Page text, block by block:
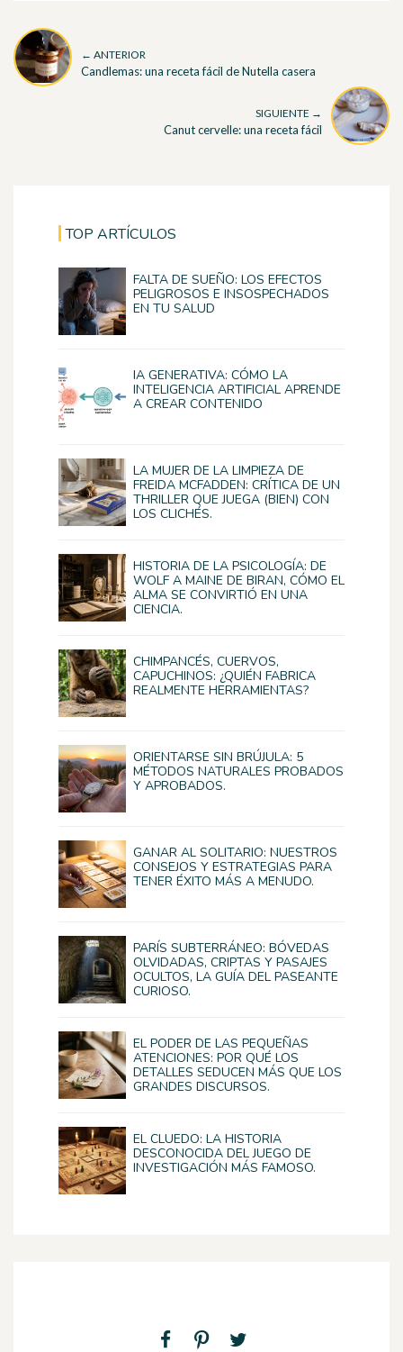
← ANTERIOR
Candlemas: una receta fácil de Nutella casera
SIGUIENTE →
Canut cervelle: una receta fácil
TOP ARTÍCULOS
FALTA DE SUEÑO: LOS EFECTOS
PELIGROSOS E INSOSPECHADOS
EN TU SALUD
IA GENERATIVA: CÓMO LA
INTELIGENCIA ARTIFICIAL APRENDE
A CREAR CONTENIDO
LA MUJER DE LA LIMPIEZA DE
FREIDA MCFADDEN: CRÍTICA DE UN
THRILLER QUE JUEGA (BIEN) CON
LOS CLICHÉS.
HISTORIA DE LA PSICOLOGÍA: DE
WOLF A MAINE DE BIRAN, CÓMO EL
ALMA SE CONVIRTIÓ EN UNA
CIENCIA.
CHIMPANCÉS, CUERVOS,
CAPUCHINOS: ¿QUIÉN FABRICA
REALMENTE HERRAMIENTAS?
ORIENTARSE SIN BRÚJULA: 5
MÉTODOS NATURALES PROBADOS
Y APROBADOS.
GANAR AL SOLITARIO: NUESTROS
CONSEJOS Y ESTRATEGIAS PARA
TENER ÉXITO MÁS A MENUDO.
PARÍS SUBTERRÁNEO: BÓVEDAS
OLVIDADAS, CRIPTAS Y PASAJES
OCULTOS, LA GUÍA DEL PASEANTE
CURIOSO.
EL PODER DE LAS PEQUEÑAS
ATENCIONES: POR QUÉ LOS
DETALLES SEDUCEN MÁS QUE LOS
GRANDES DISCURSOS.
EL CLUEDO: LA HISTORIA
DESCONOCIDA DEL JUEGO DE
INVESTIGACIÓN MÁS FAMOSO.